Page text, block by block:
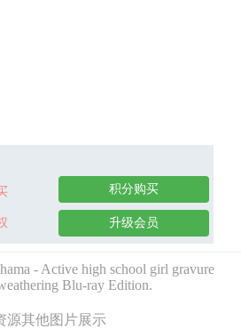
积分购买
升级会员
- Active high school girl gravure
Blu-ray Edition.
源其他图片展示